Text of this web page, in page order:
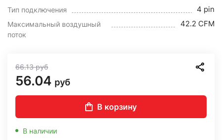
Тип подключения 4 pin
Максимальный воздушный
поток
42.2 CFM
66.13руб
56.04 руб
В корзину
В наличии